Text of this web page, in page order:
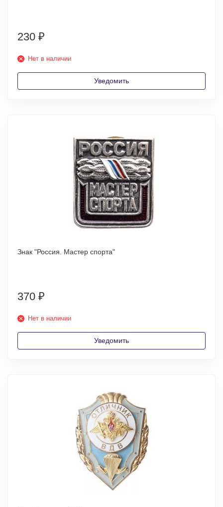
230 ₽
Нет в наличии
Уведомить
Знак "Россия. Мастер спорта"
370 ₽
Нет в наличии
Уведомить